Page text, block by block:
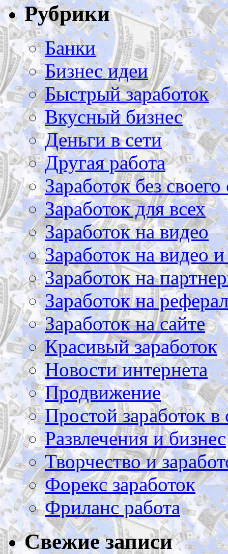
Рубрики
Банки
Бизнес идеи
Быстрый заработок
Вкусный бизнес
Деньги в сети
Другая работа
Заработок без своего
Заработок для всех
Заработок на видео
Заработок на видео
Заработок на
Заработок на
Заработок на сайте
Красивый заработок
Новости интернета
Продвижение
Простой заработок в
Развлечения и бизнес
Творчество и
Форекс заработок
Фриланс работа
Свежие записи